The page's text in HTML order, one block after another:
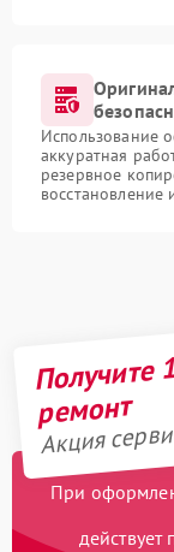
Использование
аккуратная
резервное
Получите
ремонт
Акция
При
действует